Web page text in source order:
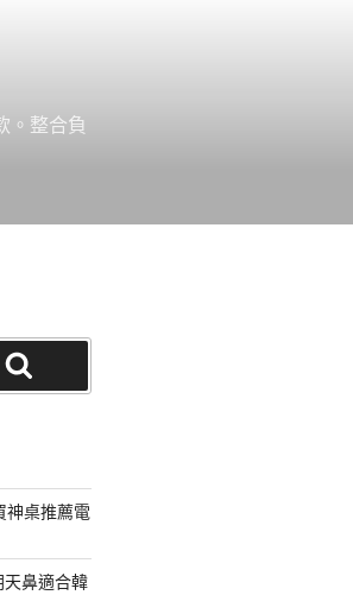
。整合負
神桌推薦電
鼻適合韓